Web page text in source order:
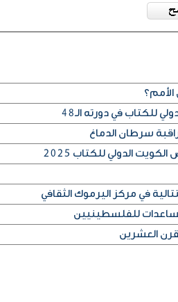
في دورته الـ48
سرطان الدماغ
الدولي للكتاب 2025
للفلسطينيين
العشرين